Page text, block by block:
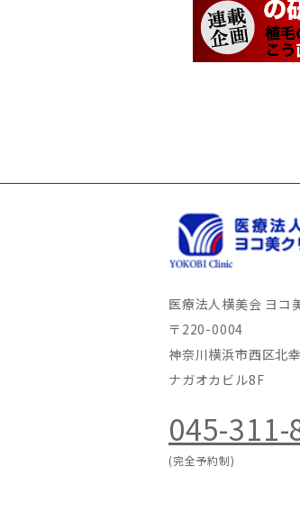
医療法人横美会 ヨコ
〒220-0004
神奈川横浜市西区北
ナガオカビル8F
045-311-
(完全予約制)